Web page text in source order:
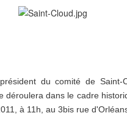
du comité de
déroulera dans le cadre
à 11h, au 3bis rue